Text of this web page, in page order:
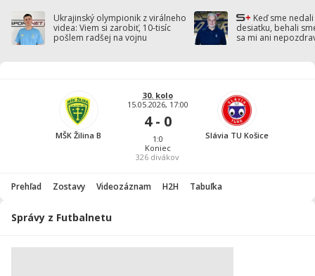
Ukrajinský olympionik z virálneho
videa: Viem si zarobiť, 10-tisíc
pošlem radšej na vojnu
Keď sme
desiatku, behali
sa mi ani
MŠK Žilina B
30. kolo
15.05.2026, 17:00
4 - 0
1:0
Koniec
326 divákov
Slávia TU Košice
Prehľad Zostavy Videozáznam H2H Tabuľka
Správy z Futbalnetu